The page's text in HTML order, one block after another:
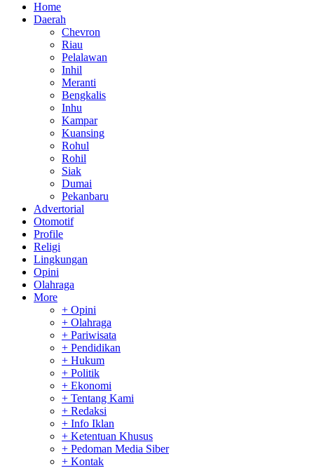
Home
Daerah
Chevron
Riau
Pelalawan
Inhil
Meranti
Bengkalis
Inhu
Kampar
Kuansing
Rohul
Rohil
Siak
Dumai
Pekanbaru
Advertorial
Otomotif
Profile
Religi
Lingkungan
Opini
Olahraga
More
+ Opini
+ Olahraga
+ Pariwisata
+ Pendidikan
+ Hukum
+ Politik
+ Ekonomi
+ Tentang Kami
+ Redaksi
+ Info Iklan
+ Ketentuan Khusus
+ Pedoman Media Siber
+ Kontak